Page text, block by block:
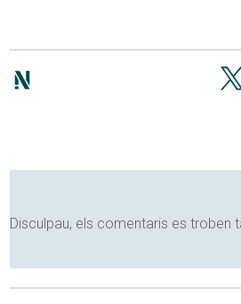
Disculpau, els comentaris es troben